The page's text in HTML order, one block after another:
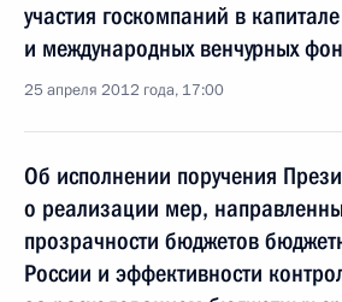
участия госкомпаний в
и международных венчурных
25 апреля 2012 года, 17:00
Об исполнении поручения
о реализации мер,
прозрачности бюджетов
России и эффективности